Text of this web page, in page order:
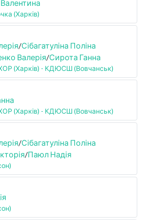
(Харків)
/Сібагатуліна Поліна
Валерія/Сирота Ганна
(Харків) - КДЮСШ (Вовчанськ)
(Харків) - КДЮСШ (Вовчанськ)
/Сібагатуліна Поліна
/Паюл Надія